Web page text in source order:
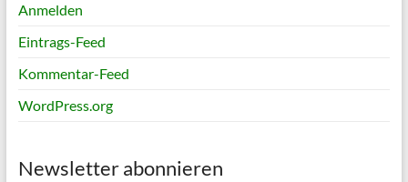
Anmelden
Eintrags-Feed
Kommentar-Feed
WordPress.org
Newsletter abonnieren